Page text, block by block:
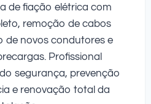
de fiação elétrica com
remoção de cabos
de novos condutores e
Profissional
segurança, prevenção
e renovação total da